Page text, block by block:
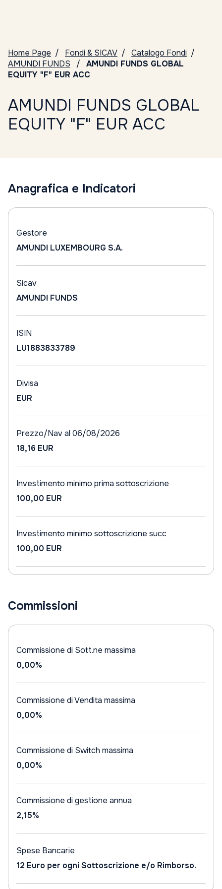
Home Page Fondi & SICAV
Catalogo Fondi
AMUNDI FUNDS
AMUNDI FUNDS GLOBAL
EQUITY "F" EUR ACC
AMUNDI FUNDS GLOBAL
EQUITY "F" EUR ACC
Anagrafica e Indicatori
Gestore
AMUNDI LUXEMBOURG S.A.
Sicav
AMUNDI FUNDS
ISIN
LU1883833789
Divisa
EUR
Prezzo/Nav al 06/08/2026
18,16 EUR
Investimento minimo prima sottoscrizione
100,00 EUR
Investimento minimo sottoscrizione succ
100,00 EUR
Commissioni
Commissione di Sott.ne massima
0,00%
Commissione di Vendita massima
0,00%
Commissione di Switch massima
0,00%
Commissione di gestione annua
2,15%
Spese Bancarie
12 Euro per ogni Sottoscrizione e/o Rimborso.